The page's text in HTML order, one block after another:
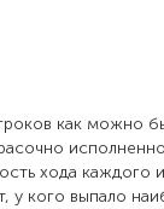
как можно
хода каждого
у кого выпало